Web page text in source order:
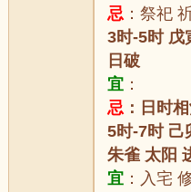
忌 ：祭祀
3时-5时 戊
日破
宜 ：
忌 ：日时
5时-7时 己
朱雀 太阳
宜 ：入宅